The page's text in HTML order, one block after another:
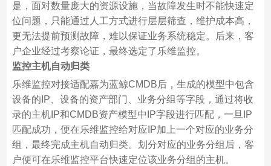
是，面对数量庞大的资源设施，当故障发生时不能快速定
位问题，只能通过人工方式进行层层筛查，维护成本高，
更无法提前预测故障，难以保证业务系统稳定。后来，客
户企业经过考察论证，最终选定了乐维监控。
监控主机自动归类
乐维监控对接适配嘉为蓝鲸CMDB后，生成的模型中包含
设备的IP、设备的资产部门、业务分组等字段，通过将收
录的主机IP和CMDB资产模型中IP字段进行匹配，一旦IP
匹配成功，便在乐维监控给对应IP加上一个对应的业务分
组，最终完成主机自动归类。划分对应的业务分组后，客
户便可在乐维监控平台快速定位该业务分组的主机。